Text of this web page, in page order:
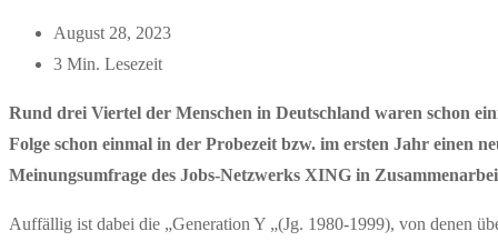
Beitrag
zuletzt
am:
August 28, 2023
Lesedauer:
3 Min. Lesezeit
Rund drei Viertel der Menschen in Deutschland waren schon
Folge schon einmal in der Probezeit bzw. im ersten Jahr einen
Meinungsumfrage des Jobs-Netzwerks XING in
Auffällig ist dabei die „Generation Y „(Jg. 1980-1999), von denen